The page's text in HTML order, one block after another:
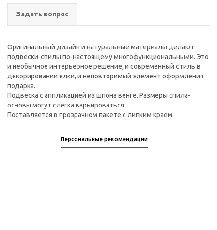
Задать вопрос
Оригинальный дизайн и натуральные материалы делают
подвески-спилы по-настоящему многофункциональными. Это
и необычное интерьерное решение, и современный стиль в
декорировании елки, и неповторимый элемент оформления
подарка.
Подвеска с аппликацией из шпона венге. Размеры спила-
основы могут слегка варьироваться.
Поставляется в прозрачном пакете с липким краем.
Персональные рекомендации